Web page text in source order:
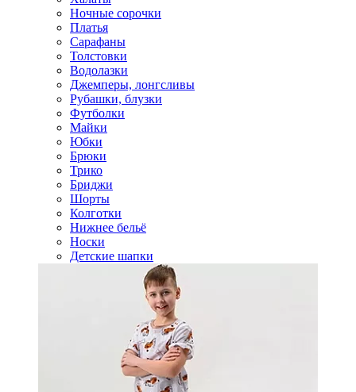
Ночные сорочки
Платья
Сарафаны
Толстовки
Водолазки
Джемперы, лонгсливы
Рубашки, блузки
Футболки
Майки
Юбки
Брюки
Трико
Бриджи
Шорты
Колготки
Нижнее бельё
Носки
Детские шапки